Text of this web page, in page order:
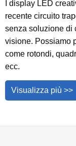
I display LED
recente circuito
senza soluzione di
visione. Possiamo
come rotondi,
ecc.
Visualizza più >>